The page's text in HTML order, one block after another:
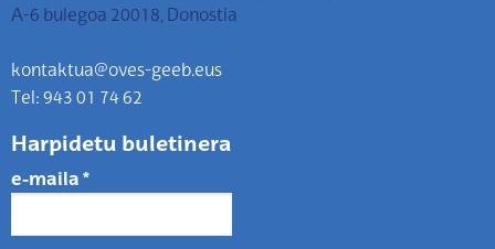
A-6 bulegoa 20018, Donostia
kontaktua@oves-geeb.eus
Tel: 943 01 74 62
Harpidetu buletinera
e-maila *